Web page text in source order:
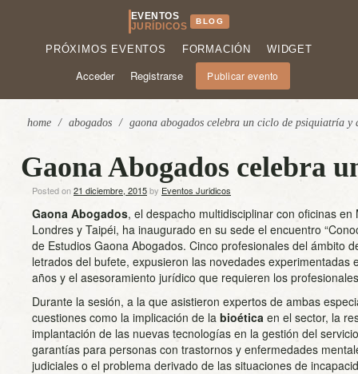
EVENTOS
JURÍDICOS
BLOG
PRÓXIMOS EVENTOS FORMACIÓN WIDGET
Acceder Registrarse Publicar evento
home / abogados / gaona abogados celebra un ciclo de psiquiatría y
Gaona Abogados celebra
Posted on21 diciembre, 2015by Eventos Juridicos
Gaona Abogados, el despacho multidisciplinar con oficinas
Londres y Taipéi, ha inaugurado en su sede el encuentro
de Estudios Gaona Abogados. Cinco profesionales del ámbito
letrados del bufete, expusieron las novedades experimentadas
años y el asesoramiento jurídico que requieren los
Durante la sesión, a la que asistieron expertos de ambas
cuestiones como la implicación de la bioética en el sector, la
implantación de las nuevas tecnologías en la gestión del
garantías para personas con trastornos y enfermedades
judiciales o el problema derivado de las situaciones de